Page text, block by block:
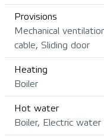
Provisions
Mechanical
cable, Sliding door
Heating
Boiler
Hot water
Boiler, Electric